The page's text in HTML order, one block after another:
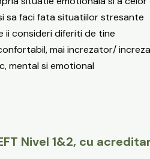
sa faci fata situatiilor stresante
ii consideri diferiti de tine
mai increzator/
mental si emotional
Nivel 1&2, cu